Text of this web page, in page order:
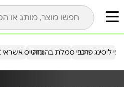
כרטיס אשראי HTZ ליסינג פרטירכבי סמלת בהנחה